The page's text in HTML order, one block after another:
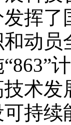
挥
动
术
持